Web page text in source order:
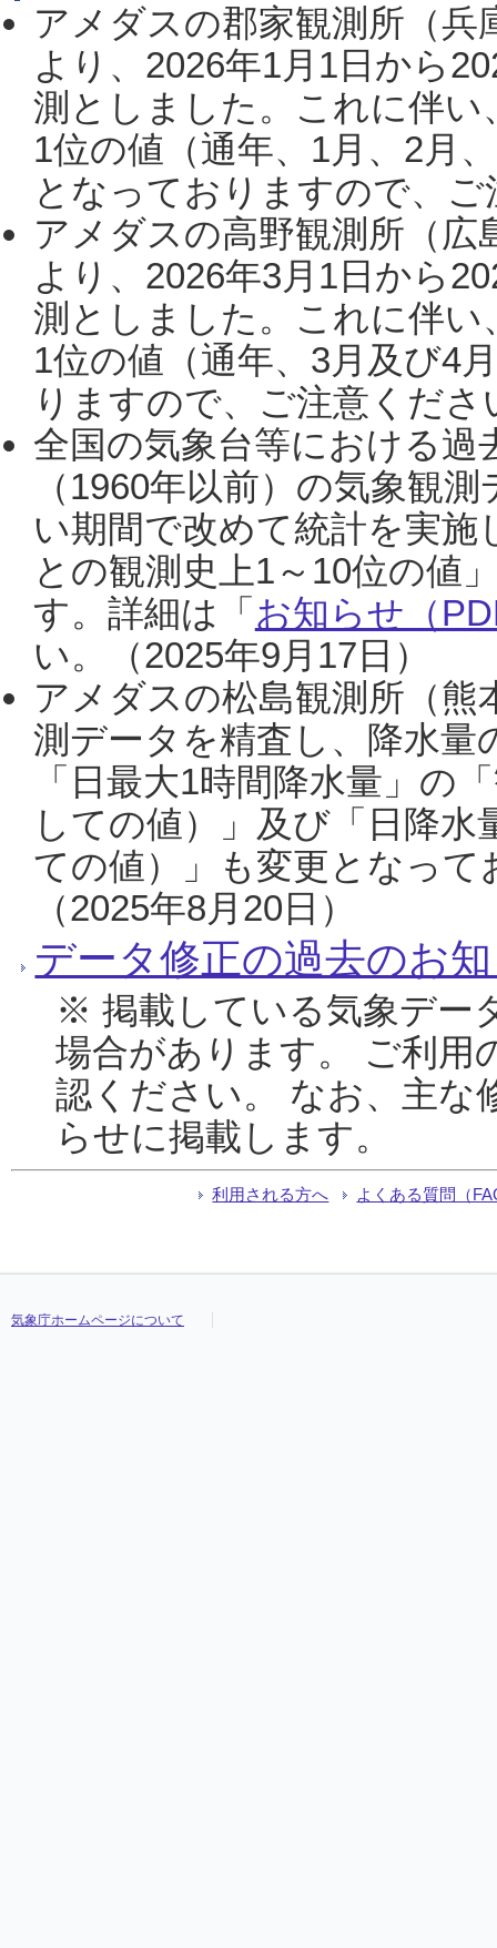
アメダスの郡家観測所（
より、2026年1月1日から
測としました。これに伴い
1位の値（通年、1月、2月
となっておりますので、
アメダスの高野観測所（
より、2026年3月1日から
測としました。これに伴い
1位の値（通年、3月及び4
りますので、ご注意くだ
全国の気象台等における過
（1960年以前）の気象観
い期間で改めて統計を実
との観測史上1～10位の値
す。詳細は「 お知らせ（
い。（2025年9月17日）
アメダスの松島観測所（熊
測データを精査し、降水
「日最大1時間降水量」の
しての値）」及び「日降
ての値）」も変更となっ
（2025年8月20日）
データ修正の過去のお
※ 掲載している気象デー
場合があります。 ご利用
認ください。 なお、主な
らせに掲載します。
利用される方へ よくある質問（
気象庁ホームページについて